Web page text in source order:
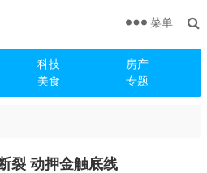
科技
房产
美食 专题
菜单
裂 动押金触底线